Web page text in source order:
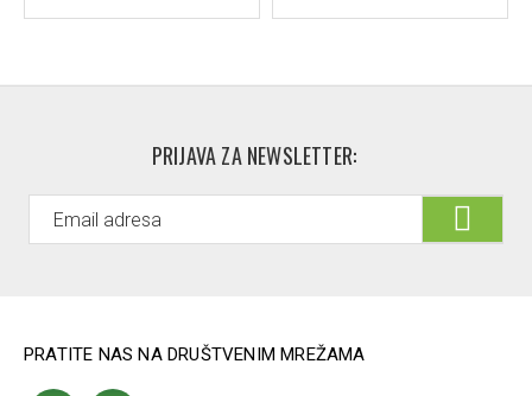
PRIJAVA ZA NEWSLETTER:
PRATITE NAS NA DRUŠTVENIM MREŽAMA